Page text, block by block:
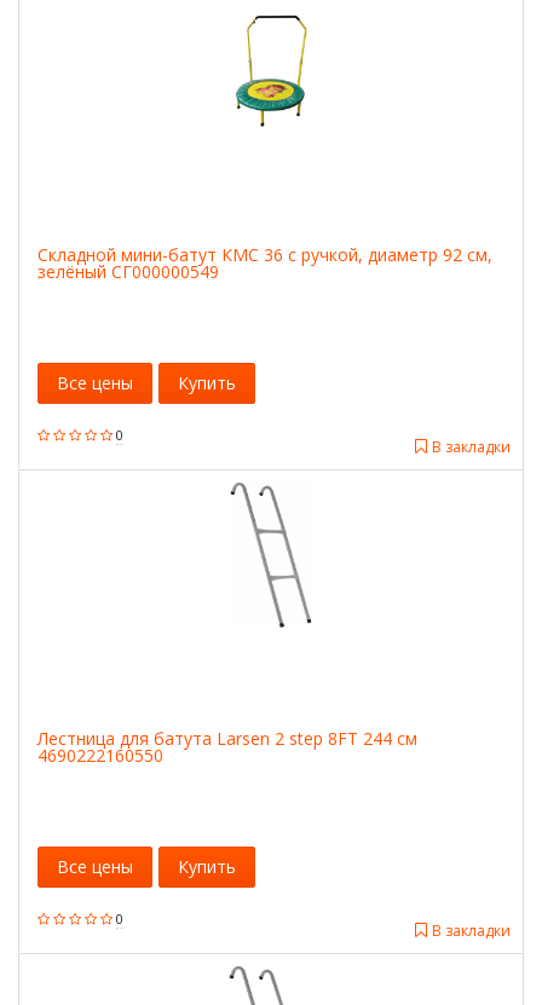
Складной мини-батут КМС 36 с ручкой, диаметр 92 см,
зелёный СГ000000549
0
В закладки
Все цены Купить
Лестница для батута Larsen 2 step 8FT 244 см
4690222160550
0
В закладки
Все цены Купить